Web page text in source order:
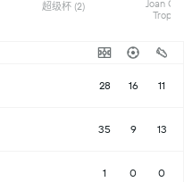
超级杯 (2) Joan
28 16 11
35 9 13
1 0 0